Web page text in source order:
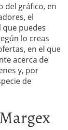
del gráfico, en
el
que puedes
lo creas
en el que
acerca de
y, por
de